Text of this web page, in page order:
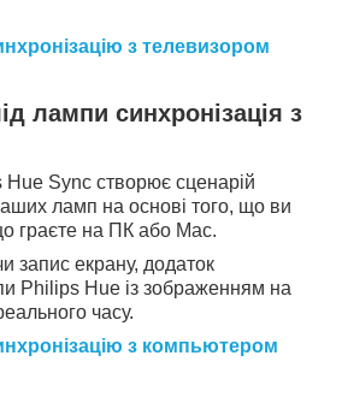
з телевизором
лампи синхронізація з
Sync створює сценарій
ламп на основі того, що ви
граєте на ПК або Mac.
запис екрану, додаток
Philips Hue із зображенням на
часу.
з компьютером